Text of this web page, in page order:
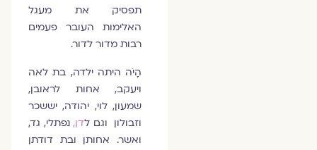
תפסיק את מעגל
האלימות העובר פעמים
רבות מדור לדור.
הָיֹה היתה ילדה, בת לאה
ויעקב, אחות לראובן,
שמעון, לוי, יהודה, יששכר
וזבולון וגם ל דן,נפתלי, גד,
ואשר. אחותן ובת דודתן